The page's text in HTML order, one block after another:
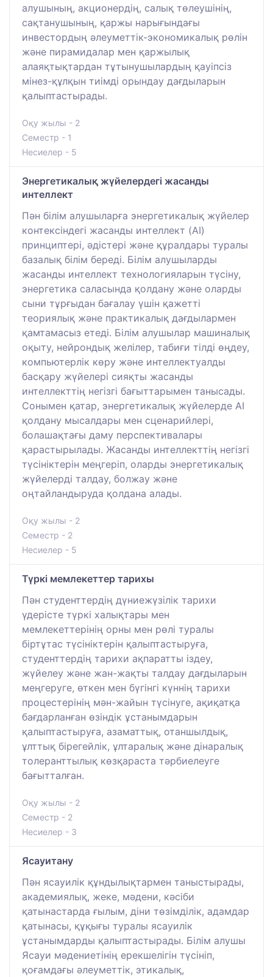
алушының, акционердің, салық төлеушінің,
сақтанушының, қаржы нарығындағы
инвестордың әлеуметтік-экономикалық рөлін
және пирамидалар мен қаржылық
алаяқтықтардан тұтынушылардың қауіпсіз
мінез-құлқын тиімді орындау дағдыларын
қалыптастырады.
Оқу жылы - 2
Семестр - 1
Несиелер - 5
Энергетикалық жүйелердегі жасанды
интеллект
Пән білім алушыларға энергетикалық жүйелер
контексіндегі жасанды интеллект (AI)
принциптері, әдістері және құралдары туралы
базалық білім береді. Білім алушыларды
жасанды интеллект технологияларын түсіну,
энергетика саласында қолдану және оларды
сыни тұрғыдан бағалау үшін қажетті
теориялық және практикалық дағдылармен
қамтамасыз етеді. Білім алушылар машиналық
оқыту, нейрондық желілер, табиғи тілді өңдеу,
компьютерлік көру және интеллектуалды
басқару жүйелері сияқты жасанды
интеллекттің негізгі бағыттарымен танысады.
Сонымен қатар, энергетикалық жүйелерде AI
қолдану мысалдары мен сценарийлері,
болашақтағы даму перспективалары
қарастырылады. Жасанды интеллекттің негізгі
түсініктерін меңгеріп, оларды энергетикалық
жүйелерді талдау, болжау және
оңтайландыруда қолдана алады.
Оқу жылы - 2
Семестр - 2
Несиелер - 5
Түркі мемлекеттер тарихы
Пән студенттердің дүниежүзілік тарихи
үдерісте түркі халықтары мен
мемлекеттерінің орны мен рөлі туралы
біртұтас түсініктерін қалыптастыруға,
студенттердің тарихи ақпаратты іздеу,
жүйелеу және жан-жақты талдау дағдыларын
меңгеруге, өткен мен бүгінгі күннің тарихи
процестерінің мән-жайын түсінуге, ақиқатқа
бағдарланған өзіндік ұстанымдарын
қалыптастыруға, азаматтық, отаншылдық,
ұлттық бірегейлік, ұлтаралық және дінаралық
толеранттылық көзқараста тәрбиелеуге
бағытталған.
Оқу жылы - 2
Семестр - 2
Несиелер - 3
Ясауитану
Пән ясауилік құндылықтармен таныстырады,
академиялық, жеке, мәдени, кәсіби
қатынастарда ғылым, діни төзімділік, адамдар
қатынасы, құқығы туралы ясауилік
ұстанымдарды қалыптастырады. Білім алушы
Ясауи мәдениетінің ерекшелігін түсініп,
қоғамдағы әлеуметтік, этикалық,